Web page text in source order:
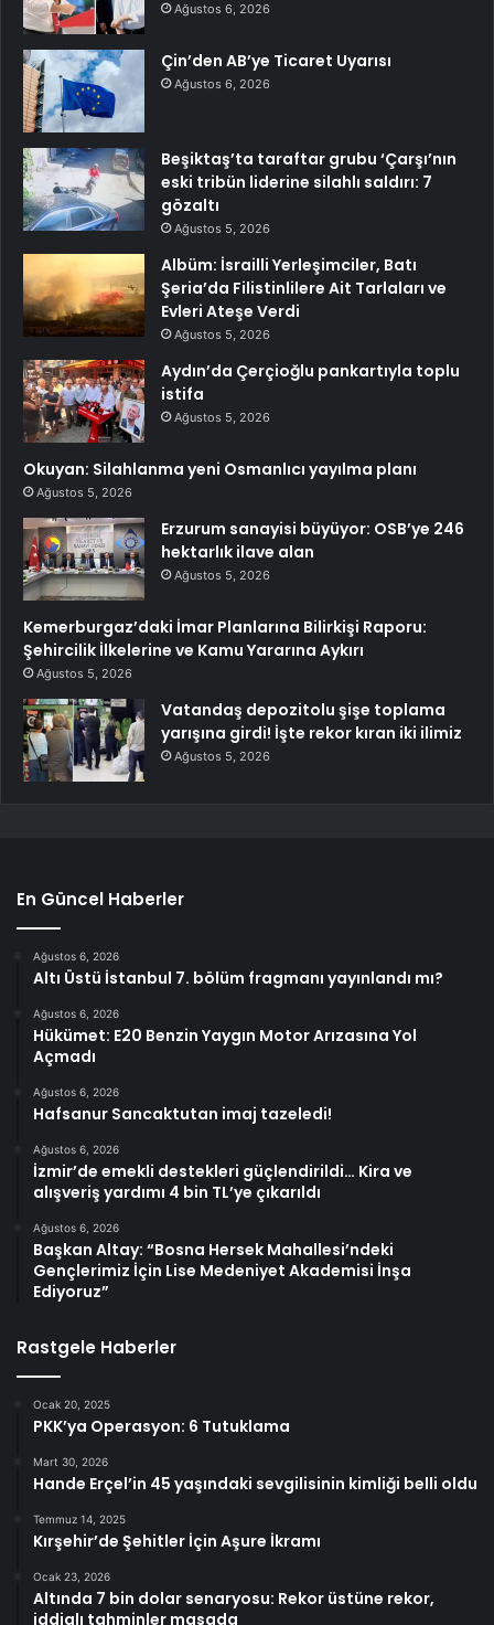
Ağustos 6, 2026
Çin’den AB’ye Ticaret Uyarısı
Ağustos 6, 2026
Beşiktaş’ta taraftar grubu ‘Çarşı’nın
eski tribün liderine silahlı saldırı: 7
gözaltı
Ağustos 5, 2026
Albüm: İsrailli Yerleşimciler, Batı
Şeria’da Filistinlilere Ait Tarlaları ve
Evleri Ateşe Verdi
Ağustos 5, 2026
Aydın’da Çerçioğlu pankartıyla toplu
istifa
Ağustos 5, 2026
Okuyan: Silahlanma yeni Osmanlıcı yayılma planı
Ağustos 5, 2026
Erzurum sanayisi büyüyor: OSB’ye 246
hektarlık ilave alan
Ağustos 5, 2026
Kemerburgaz’daki İmar Planlarına Bilirkişi Raporu:
Şehircilik İlkelerine ve Kamu Yararına Aykırı
Ağustos 5, 2026
Vatandaş depozitolu şişe toplama
yarışına girdi! İşte rekor kıran iki ilimiz
Ağustos 5, 2026
En Güncel Haberler
Ağustos 6, 2026
Altı Üstü İstanbul 7. bölüm fragmanı yayınlandı mı?
Ağustos 6, 2026
Hükümet: E20 Benzin Yaygın Motor Arızasına Yol
Açmadı
Ağustos 6, 2026
Hafsanur Sancaktutan imaj tazeledi!
Ağustos 6, 2026
İzmir’de emekli destekleri güçlendirildi… Kira ve
alışveriş yardımı 4 bin TL’ye çıkarıldı
Ağustos 6, 2026
Başkan Altay: “Bosna Hersek Mahallesi’ndeki
Gençlerimiz İçin Lise Medeniyet Akademisi İnşa
Ediyoruz”
Rastgele Haberler
Ocak 20, 2025
PKK’ya Operasyon: 6 Tutuklama
Mart 30, 2026
Hande Erçel’in 45 yaşındaki sevgilisinin kimliği belli oldu
Temmuz 14, 2025
Kırşehir’de Şehitler İçin Aşure İkramı
Ocak 23, 2026
Altında 7 bin dolar senaryosu: Rekor üstüne rekor,
iddialı tahminler masada